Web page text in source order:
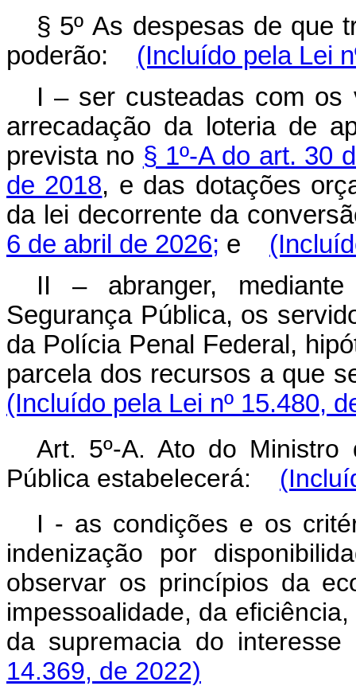
§ 5º As despesas de que
poderão:
(Incluído pela Lei
I – ser custeadas com os
arrecadação da loteria de
prevista no § 1º-A do art. 30
de 2018, e das dotações
da lei decorrente da
6 de abril de 2026; e
II – abranger,
Segurança Pública, os
da Polícia Penal Federal,
parcela dos recursos a que
(Incluído pela Lei nº 15.480,
Art. 5º-A. Ato do
Pública estabelecerá:
I - as condições e os
indenização por
observar os princípios da
impessoalidade, da
da supremacia do interesse
14.369, de 2022)